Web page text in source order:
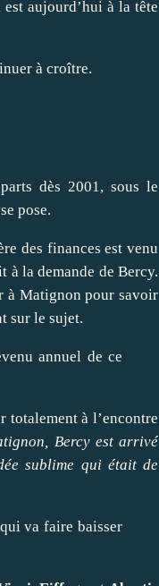
aujourd’hui à la tête
à croître.
dès 2001, sous le
pose.
des finances est venu
à la demande de Bercy.
à Matignon pour savoir
sur le sujet.
annuel de ce
totalement à l’encontre
Bercy est arrivé
sublime qui était de
va faire baisser